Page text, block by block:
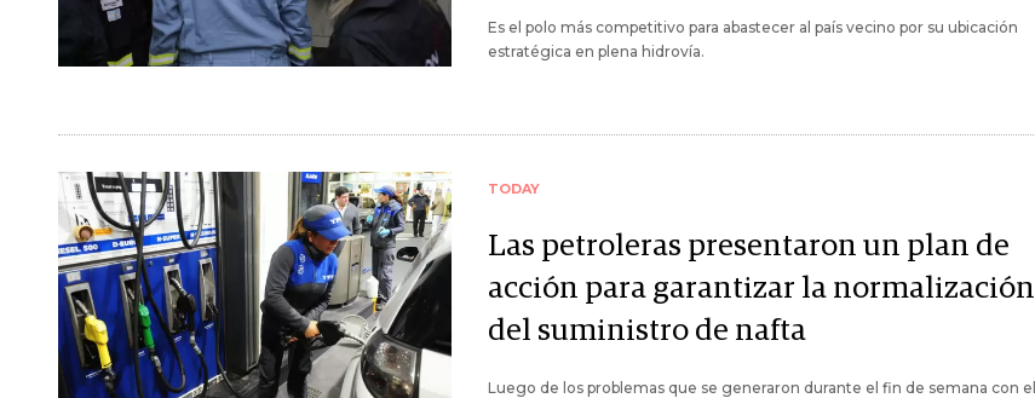
Es el polo más competitivo para abastecer al país vecino por su ubicación
estratégica en plena hidrovía.
TODAY
Las petroleras presentaron un plan de
acción para garantizar la normalización
del suministro de nafta
Luego de los problemas que se generaron durante el fin de semana con el